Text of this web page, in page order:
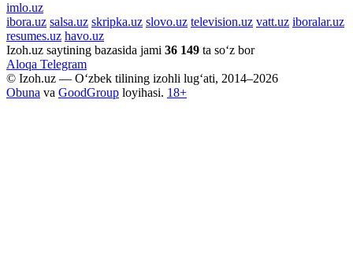
imlo.uz
ibora.uz salsa.uz skripka.uz slovo.uz television.uz vatt.uz iboralar.uz
resumes.uz havo.uz
Izoh.uz saytining bazasida jami 36 149 ta so‘z bor
Aloqa Telegram
© Izoh.uz — O‘zbek tilining izohli lug‘ati, 2014–2026
Obuna va GoodGroup loyihasi. 18+